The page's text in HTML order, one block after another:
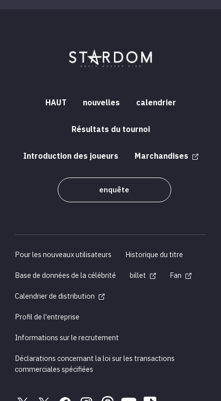
HAUT nouvelles calendrier
Résultats du tournoi
Introduction des joueurs Marchandises
enquête
Pour les nouveaux utilisateurs
Historique du titre
Base de données de la célébrité
billet
Fan
Calendrier de distribution
Profil de l'entreprise
Informations sur le recrutement
Déclarations concernant la loi sur les transactions
commerciales spécifiées